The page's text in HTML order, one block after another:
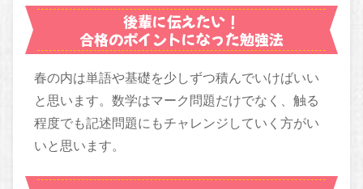
後輩に伝えたい！
合格のポイントになった勉強法
春の内は単語や基礎を少しずつ積んでいけばいい
と思います。数学はマーク問題だけでなく、触る
程度でも記述問題にもチャレンジしていく方がい
いと思います。